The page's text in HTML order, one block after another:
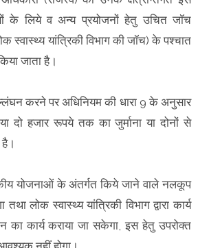
के लिये व अन्य प्रयोजनों हेतु उचित जॉच
स्वास्थ्य यांत्रिकी विभाग की जॉच) के पश्चात
जाता है।
करने पर अधिनियम की धारा 9 के अनुसार
दो हजार रूपये तक का जुर्माना या दोनों से
योजनाओं के अंतर्गत किये जाने वाले नलकूप
लोक स्वास्थ्य यांत्रिकी विभाग द्वारा कार्य
का कार्य कराया जा सकेगा, इस हेतु उपरोक्त